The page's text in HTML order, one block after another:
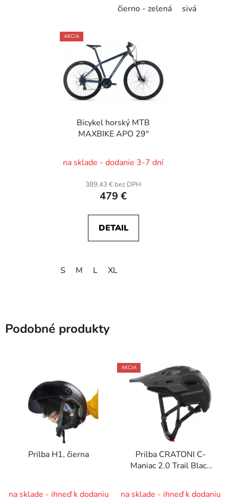
čierno - zelená sivá
AKCIA
Bicykel horský MTB
MAXBIKE APO 29"
na sklade - dodanie 3-7 dní
389,43 € bez DPH
479 €
DETAIL
S M L XL
Podobné produkty
Prilba H1, čierna
na sklade - ihneď k dodaniu
AKCIA
Prilba CRATONI C-
Maniac 2.0 Trail Black
na sklade - ihneď k dodaniu